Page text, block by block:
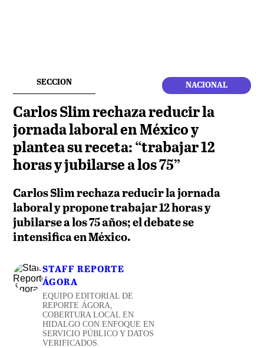
SECCION NACIONAL
Carlos Slim rechaza reducir la
jornada laboral en México y
plantea su receta: “trabajar 12
horas y jubilarse a los 75”
Carlos Slim rechaza reducir la jornada
laboral y propone trabajar 12 horas y
jubilarse a los 75 años; el debate se
intensifica en México.
STAFF REPORTE
ÁGORA
EQUIPO EDITORIAL DE
REPORTE ÁGORA,
COBERTURA LOCAL EN
HIDALGO CON ENFOQUE EN
SERVICIO PÚBLICO Y DATOS
VERIFICADOS.